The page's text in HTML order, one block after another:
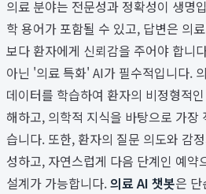
의료 분야는 전문성과 정확성이 생명
학 용어가 포함될 수 있고, 답변은 의
보다 환자에게 신뢰감을 주어야 합니
아닌 '의료 특화' AI가 필수적입니다.
데이터를 학습하여 환자의 비정형적
해하고, 의학적 지식을 바탕으로 가장
습니다. 또한, 환자의 질문 의도와 감
성하고, 자연스럽게 다음 단계인 예약
설계가 가능합니다.의료 AI 챗봇은